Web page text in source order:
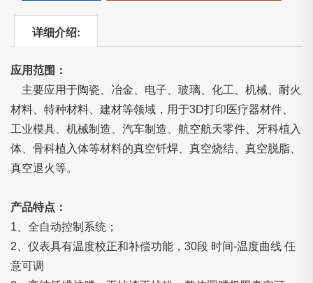
详细介绍:
应用范围：
主要应用于陶瓷、冶金、电子、玻璃、化工、机械、耐火
材料、特种材料、建材等领域，用于3D打印医疗器材件、
工业模具、机械制造、汽车制造、航空航天零件、牙科植入
体、骨科植入体等材料的真空钎焊、真空烧结、真空脱脂、
真空退火等。
产品特点：
1、全自动控制系统；
2、仪表具有温度校正和补偿功能，30段 时间-温度曲线 任
意可调